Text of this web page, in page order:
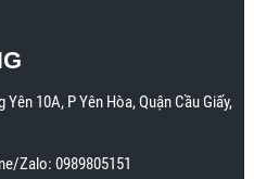
10A, P Yên Hòa, Quận Cầu Giấy,
Zalo: 0989805151